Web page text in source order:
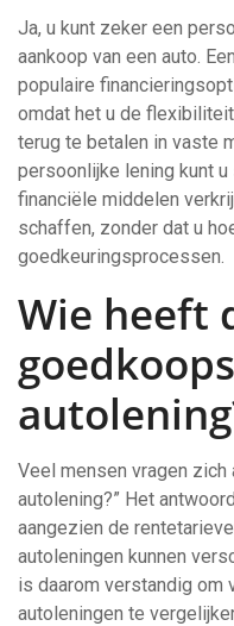
Ja, u kunt zeker een
aankoop van een auto.
populaire
omdat het u de
terug te betalen in vaste
persoonlijke lening kunt
financiële middelen
schaffen, zonder dat u
goedkeuringsprocessen.
Wie heeft
Veel mensen vragen
autolening?” Het
aangezien de
autoleningen kunnen
is daarom verstandig om
autoleningen te